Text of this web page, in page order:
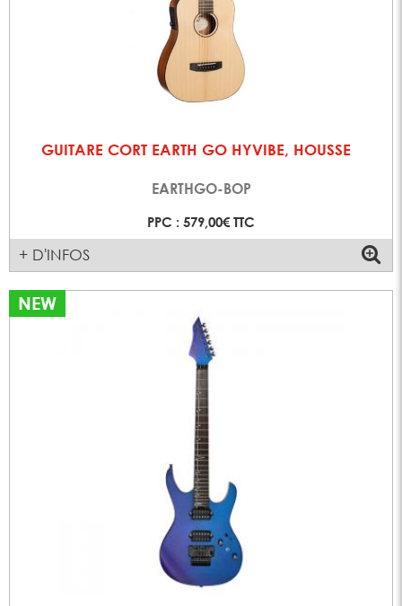
GUITARE CORT EARTH GO HYVIBE, HOUSSE
EARTHGO-BOP
PPC : 579,00€ TTC
+ D'INFOS
NEW